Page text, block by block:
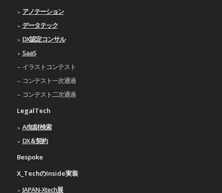
アノテーション
データテック
DX認定コンサル
SaaS
イラストコンテスト
コンテスト一次通過
コンテスト二次通過
LegalTech
AI知財検索
DX＆契約
Bespoke
X_TechのInside実装
JAPAN-Xtech展